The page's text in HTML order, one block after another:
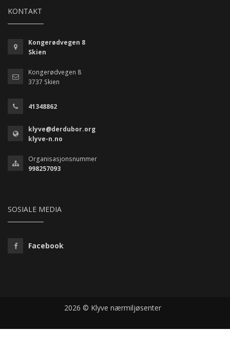
KONTAKT
Kongerødvegen 8
Skien
Kongerødvegen 8
3737 Skien
41348862
klyve@derdubor.org
klyve-n.no
Organisasjonsnummer
998257093
SOSIALE MEDIA
Facebook
2026 © Klyve nærmiljøsenter